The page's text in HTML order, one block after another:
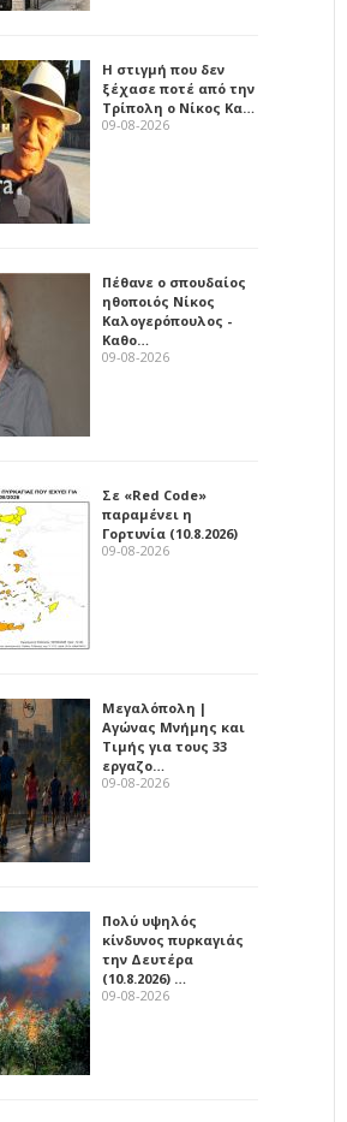
Η στιγμή που δεν
ξέχασε ποτέ από την
Τρίπολη ο Νίκος Κα…
09-08-2026
Πέθανε ο σπουδαίος
ηθοποιός Νίκος
Καλογερόπουλος -
Καθο…
09-08-2026
Σε «Red Code»
παραμένει η
Γορτυνία (10.8.2026)
09-08-2026
Μεγαλόπολη |
Αγώνας Μνήμης και
Τιμής για τους 33
εργαζο…
09-08-2026
Πολύ υψηλός
κίνδυνος πυρκαγιάς
την Δευτέρα
(10.8.2026) …
09-08-2026